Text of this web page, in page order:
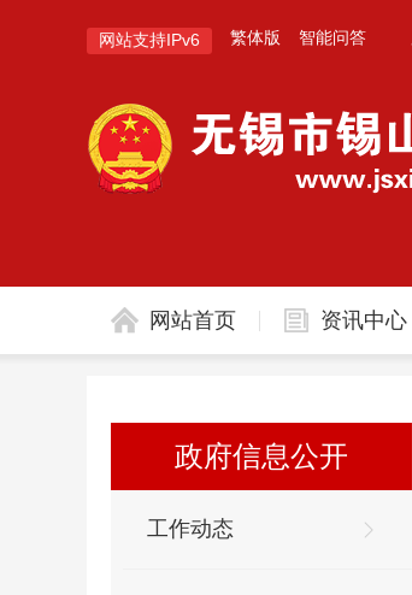
网站支持IPv6 繁体版 智能问答
网站首页 资讯中心
政府信息公开
工作动态